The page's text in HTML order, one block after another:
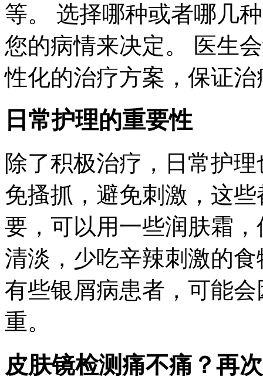
等。 选择哪种或者哪几
您的病情来决定。 医生
性化的治疗方案，保证
日常护理的重要性
除了积极治疗，日常护
免搔抓，避免刺激，这
要，可以用一些润肤霜
清淡，少吃辛辣刺激的
有些银屑病患者，可能
重。
皮肤镜检测痛不痛？再